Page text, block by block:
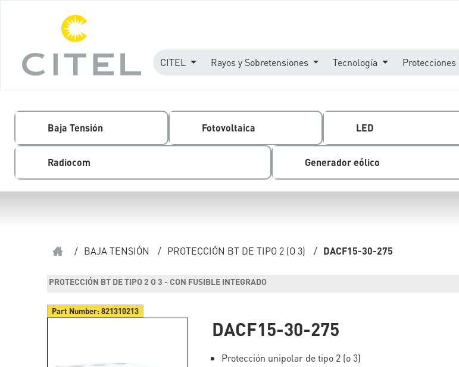
CITEL Rayos y Sobretensiones Tecnología Protecciones
Baja Tensión Fotovoltaica LED
Radiocom Generador eólico
/ BAJA TENSIÓN / PROTECCIÓN BT DE TIPO 2 (O 3) / DACF15-30-275
PROTECCIÓN BT DE TIPO 2 O 3 - CON FUSIBLE INTEGRADO
Part Number:821310213
DACF15-30-275
Protección unipolar de tipo 2 (o 3)